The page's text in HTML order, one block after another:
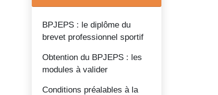
BPJEPS : le diplôme du
brevet professionnel sportif
Obtention du BPJEPS : les
modules à valider
Conditions préalables à la